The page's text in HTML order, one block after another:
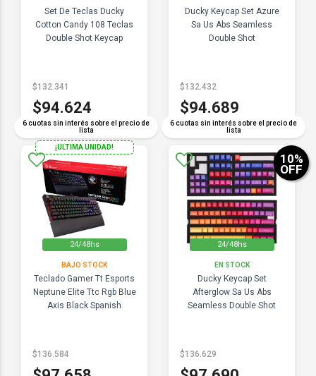
Set De Teclas Ducky
Cotton Candy 108 Teclas
Double Shot Keycap
6 cuotas sin interés sobre el precio de
lista
$132.341
$94.624
Ducky Keycap Set Azure
Sa Us Abs Seamless
Double Shot
6 cuotas sin interés sobre el precio de
lista
$132.432
$94.689
24/48hs
¡ULTIMA UNIDAD!
BAJO STOCK
Teclado Gamer Tt Esports
Neptune Elite Ttc Rgb Blue
Axis Black Spanish
$136.584
24/48hs
EN STOCK
Ducky Keycap Set
Afterglow Sa Us Abs
Seamless Double Shot
10%
OFF
$136.629